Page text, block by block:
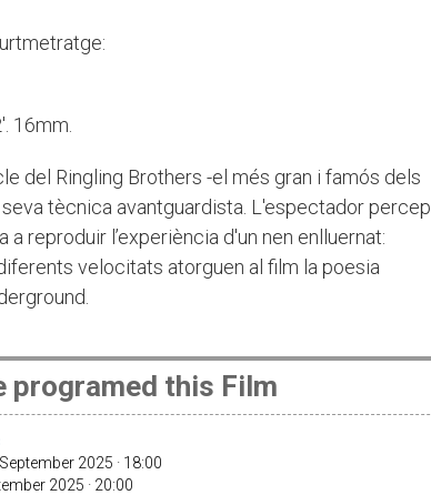
16mm.
del Ringling Brothers -el més gran i famós dels
tècnica avantguardista. L'espectador percep
reproduir l’experiència d'un nen enlluernat:
velocitats atorguen al film la poesia
programed this Film
2025 · 18:00
2025 · 20:00